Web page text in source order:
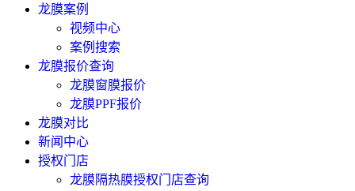
龙膜案例
视频中心
案例搜索
龙膜报价查询
龙膜窗膜报价
龙膜PPF报价
龙膜对比
新闻中心
授权门店
龙膜隔热膜授权门店查询